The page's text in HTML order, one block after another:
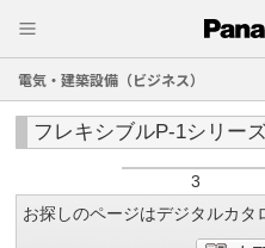
電気・建築設備（ビジネス）
フレキシブルP-1シリー
3
お探しのページはデジタルカタ